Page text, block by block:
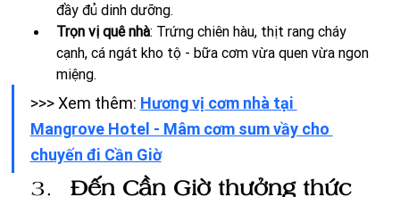
đầy đủ dinh dưỡng.
Trọn vị quê nhà: Trứng chiên hàu, thịt rang cháy
cạnh, cá ngát kho tộ - bữa cơm vừa quen vừa ngon
miệng.
>>> Xem thêm: Hương vị cơm nhà tại
Mangrove Hotel - Mâm cơm sum vầy cho
chuyến đi Cần Giờ
Đến Cần Giờ thưởng thức